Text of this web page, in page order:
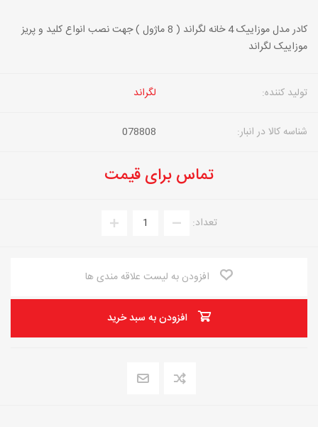
کادر مدل موزاییک 4 خانه لگراند ( 8 ماژول ) جهت نصب انواع کلید و پریز
موزاییک لگراند
تولید کننده: لگراند
شناسه کالا در انبار: 078808
تماس برای قیمت
تعداد:
افزودن به لیست علاقه مندی ها
افزودن به سبد خرید